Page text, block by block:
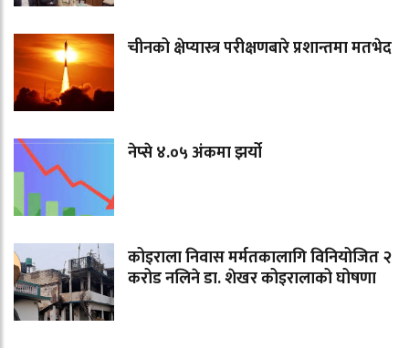
चीनको क्षेप्यास्त्र परीक्षणबारे प्रशान्तमा मतभेद
नेप्से ४.०५ अंकमा झर्यो
कोइराला निवास मर्मतकालागि विनियोजित २
करोड नलिने डा. शेखर कोइरालाको घोषणा